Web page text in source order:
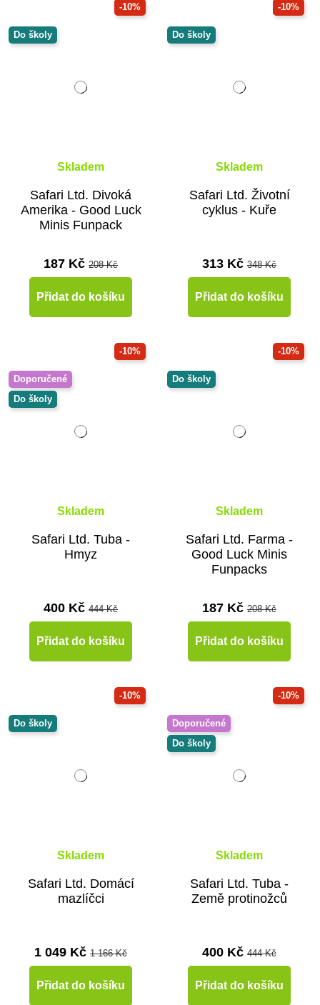
-10%
Do školy
Skladem
Safari Ltd. Divoká
Amerika - Good Luck
Minis Funpack
187 Kč 208 Kč
Přidat do košíku
-10%
Do školy
Skladem
Safari Ltd. Životní
cyklus - Kuře
313 Kč 348 Kč
Přidat do košíku
-10%
Doporučené
Do školy
Skladem
Safari Ltd. Tuba -
Hmyz
400 Kč 444 Kč
Přidat do košíku
-10%
Do školy
Skladem
Safari Ltd. Farma -
Good Luck Minis
Funpacks
187 Kč 208 Kč
Přidat do košíku
-10%
Do školy
Skladem
Safari Ltd. Domácí
mazlíčci
1 049 Kč 1 166 Kč
Přidat do košíku
-10%
Doporučené
Do školy
Skladem
Safari Ltd. Tuba -
Země protinožců
400 Kč 444 Kč
Přidat do košíku